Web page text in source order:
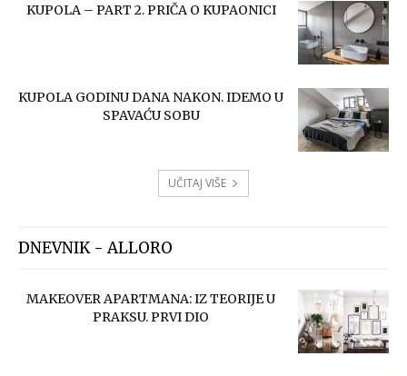
KUPOLA – PART 2. PRIČA O KUPAONICI
KUPOLA GODINU DANA NAKON. IDEMO U
SPAVAĆU SOBU
UČITAJ VIŠE
DNEVNIK - ALLORO
MAKEOVER APARTMANA: IZ TEORIJE U
PRAKSU. PRVI DIO